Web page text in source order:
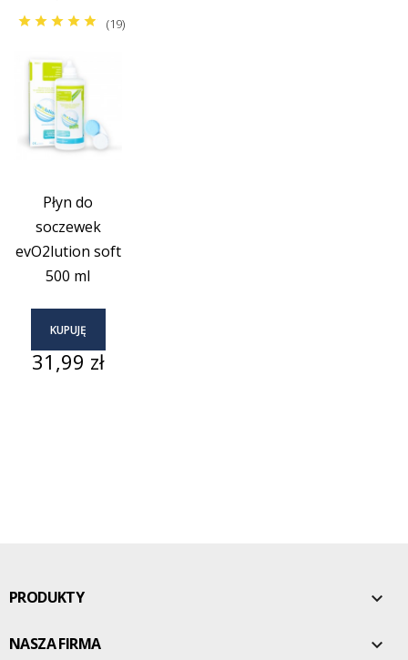
(19)
Płyn do
soczewek
evO2lution soft
500 ml
KUPUJĘ
Cena
31,99 zł
PRODUKTY 
NASZA FIRMA 